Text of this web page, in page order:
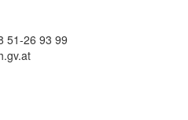
51-26 93 99